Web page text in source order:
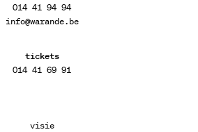
014 41 94 94
info@warande.be
tickets
014 41 69 91
visie